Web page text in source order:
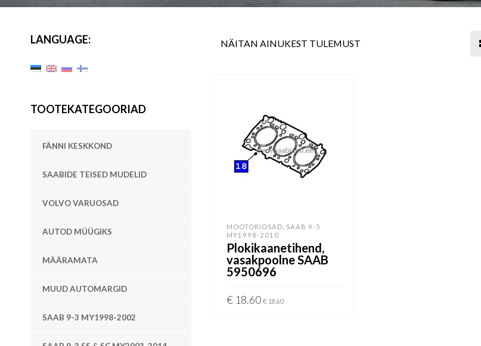
LANGUAGE:
TOOTEKATEGOORIAD
FÄNNI KESKKOND
SAABIDE TEISED MUDELID
VOLVO VARUOSAD
AUTOD MÜÜGIKS
MÄÄRAMATA
MUUD AUTOMARGID
SAAB 9-3 MY1998-2002
NÄITAN AINUKEST TULEMUST
MOOTORIOSAD
SAAB 9-5
MY1998-2010
Plokikaanetihend,
vasakpoolne SAAB
5950696
€18.60 € 18.60